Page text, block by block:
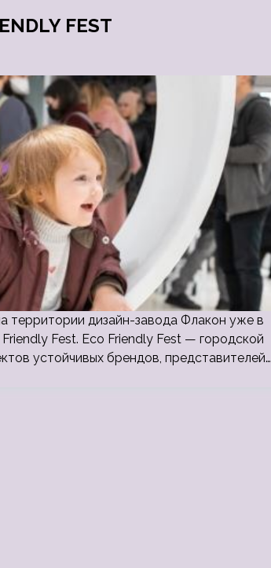
FEST
территории дизайн-завода Флакон уже в
Fest. Eco Friendly Fest — городской
устойчивых брендов, представителей…